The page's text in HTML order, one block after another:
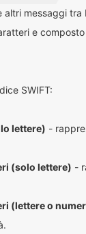
altri messaggi tra
e
SWIFT:
lettere) -
(solo lettere) -
(lettere o